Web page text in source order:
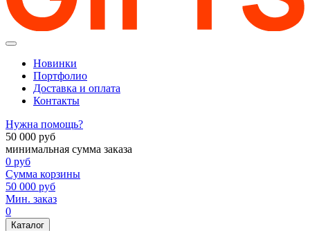
Новинки
Портфолио
Доставка и оплата
Контакты
Нужна помощь?
50 000 руб
минимальная сумма заказа
0 руб
Сумма корзины
50 000 руб
Мин. заказ
0
Каталог